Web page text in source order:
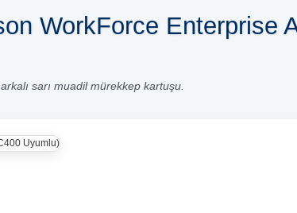
WorkForce Enterprise
sarı muadil mürekkep kartuşu.